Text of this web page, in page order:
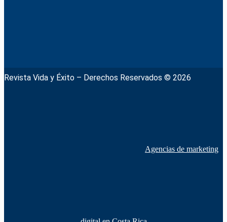
Revista Vida y Éxito – Derechos Reservados © 2026
Agencias de marketing